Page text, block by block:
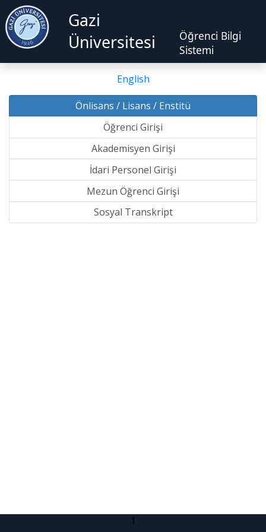
Gazi
Üniversitesi
Öğrenci Bilgi
Sistemi
English
Önlisans / Lisans / Enstitü
Öğrenci Girişi
Akademisyen Girişi
İdari Personel Girişi
Mezun Öğrenci Girişi
Sosyal Transkript
1